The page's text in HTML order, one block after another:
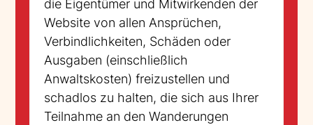
die Eigentümer und Mitwirkenden der
Website von allen Ansprüchen,
Verbindlichkeiten, Schäden oder
Ausgaben (einschließlich
Anwaltskosten) freizustellen und
schadlos zu halten, die sich aus Ihrer
Teilnahme an den Wanderungen